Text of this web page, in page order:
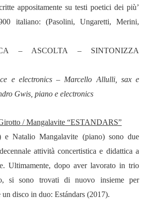
appositamente su testi poetici dei più’
italiano: (Pasolini, Ungaretti, Merini,
– ASCOLTA – SINTONIZZA
e electronics – Marcello Allulli, sax e
Gwis, piano e electronics
/ Mangalavite “ESTANDARS”
e Natalio Mangalavite (piano) sono due
attivitàconcertistica e didattica a
Ultimamente, dopo aver lavorato in trio
si sono trovati di nuovo insieme per
un disco in duo: Estándars (2017).